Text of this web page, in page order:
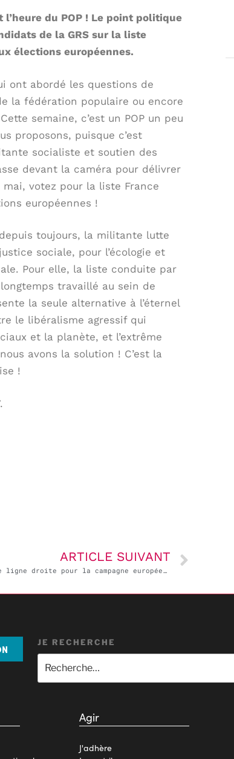
l’heure du POP ! Le point politique
de la GRS sur la liste
élections européennes.
ont abordé les questions de
la fédération populaire ou encore
semaine, c’est un POP un peu
proposons, puisque c’est
socialiste et soutien des
devant la caméra pour délivrer
mai, votez pour la liste France
européennes !
toujours, la militante lutte
sociale, pour l’écologie et
Pour elle, la liste conduite par
travaillé au sein de
la seule alternative à l’éternel
le libéralisme agressif qui
et la planète, et l’extrême
avons la solution ! C’est la
!
ARTICLE SUIVANT
Dernière ligne droite pour la campagne européenne dans le Cher
JE RECHERCHE
Agir
J'adhère